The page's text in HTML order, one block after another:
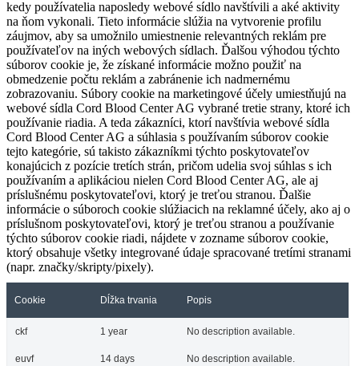
kedy používatelia naposledy webové sídlo navštívili a aké aktivity
na ňom vykonali. Tieto informácie slúžia na vytvorenie profilu
záujmov, aby sa umožnilo umiestnenie relevantných reklám pre
používateľov na iných webových sídlach. Ďalšou výhodou týchto
súborov cookie je, že získané informácie možno použiť na
obmedzenie počtu reklám a zabránenie ich nadmernému
zobrazovaniu. Súbory cookie na marketingové účely umiestňujú na
webové sídla Cord Blood Center AG vybrané tretie strany, ktoré ich
používanie riadia. A teda zákazníci, ktorí navštívia webové sídla
Cord Blood Center AG a súhlasia s používaním súborov cookie
tejto kategórie, sú takisto zákazníkmi týchto poskytovateľov
konajúcich z pozície tretích strán, pričom udelia svoj súhlas s ich
používaním a aplikáciou nielen Cord Blood Center AG, ale aj
príslušnému poskytovateľovi, ktorý je treťou stranou. Ďalšie
informácie o súboroch cookie slúžiacich na reklamné účely, ako aj o
príslušnom poskytovateľovi, ktorý je treťou stranou a používanie
týchto súborov cookie riadi, nájdete v zozname súborov cookie,
ktorý obsahuje všetky integrované údaje spracované tretími stranami
(napr. značky/skripty/pixely).
Cookie Dĺžka trvania Popis
ckf 1 year No description available.
euvf 14 days No description available.